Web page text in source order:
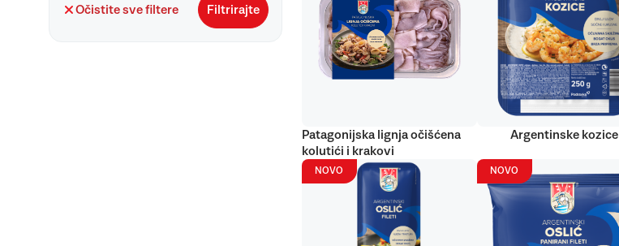
Očistite sve filtere Filtrirajte
Patagonijska lignja očišćena
kolutići i krakovi
Argentinske kozice
NOVO NOVO